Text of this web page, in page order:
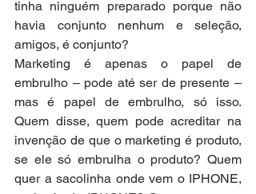
tinha ninguém preparado porque não
havia conjunto nenhum e seleção,
amigos, é conjunto?
Marketing é apenas o papel de
embrulho – pode até ser de presente –
mas é papel de embrulho, só isso.
Quem disse, quem pode acreditar na
invenção de que o marketing é produto,
se ele só embrulha o produto? Quem
quer a sacolinha onde vem o IPHONE,